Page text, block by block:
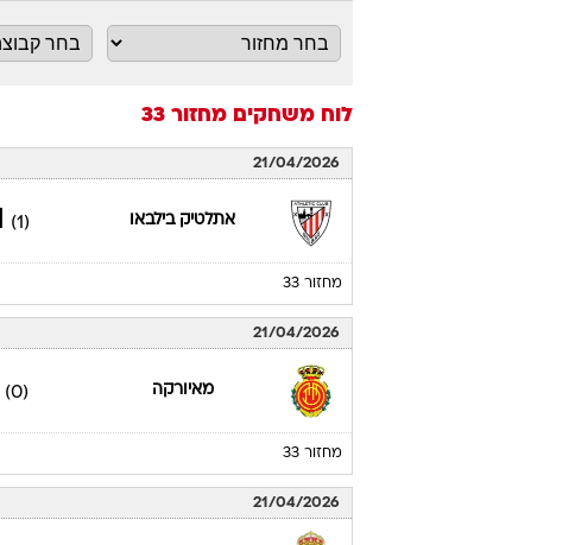
לוח משחקים מחזור 33
21/04/2026
אתלטיק בילבאו (1)
מחזור 33
21/04/2026
מאיורקה (0)
מחזור 33
21/04/2026